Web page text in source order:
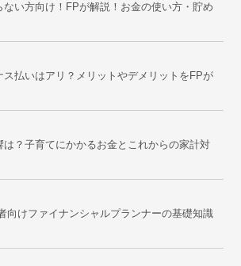
ない方向け！FPが解説！お金の使い方・貯め
ス払いはアリ？メリットやデメリットをFPが
は？子育てにかかるお金とこれからの家計対
向けファイナンシャルプランナーの基礎知識